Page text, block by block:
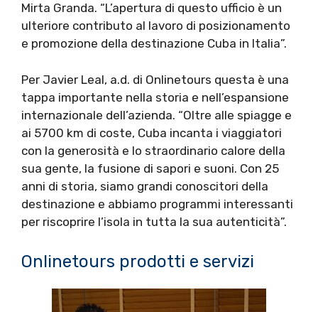
Mirta Granda. “L’apertura di questo ufficio è un
ulteriore contributo al lavoro di posizionamento
e promozione della destinazione Cuba in Italia”.
Per Javier Leal, a.d. di Onlinetours questa è una
tappa importante nella storia e nell’espansione
internazionale dell’azienda. “Oltre alle spiagge e
ai 5700 km di coste, Cuba incanta i viaggiatori
con la generosità e lo straordinario calore della
sua gente, la fusione di sapori e suoni. Con 25
anni di storia, siamo grandi conoscitori della
destinazione e abbiamo programmi interessanti
per riscoprire l’isola in tutta la sua autenticità”.
Onlinetours prodotti e servizi